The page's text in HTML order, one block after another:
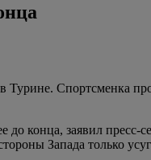
Турине. Спортсменка
конца, заявил
Запада только